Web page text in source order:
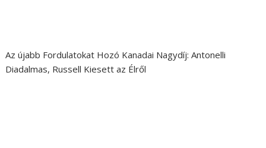
Az újabb Fordulatokat Hozó Kanadai Nagydíj: Antonelli
Diadalmas, Russell Kiesett az Élről